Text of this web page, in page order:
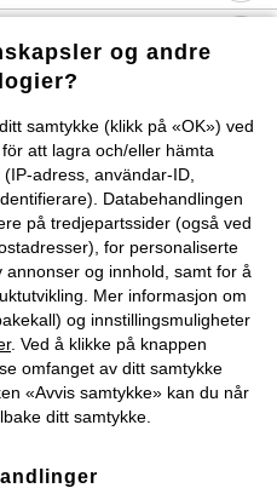
finne oss på
Cookie-innstillinger
Angre kjøp
og andre
samtykke (klikk på «OK») ved
att lagra och/eller hämta
adress, användar-ID,
Databehandlingen
på tredjepartssider (også ved
for personaliserte
og innhold, samt for å
Mer informasjon om
og innstillingsmuligheter
. Ved å klikke på knappen
omfanget av ditt samtykke
«Avvis samtykke» kan du når
ditt samtykke.